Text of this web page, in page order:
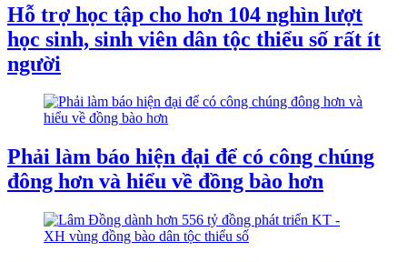
Hỗ trợ học tập cho hơn 104 nghìn lượt
học sinh, sinh viên dân tộc thiểu số rất ít
người
Phải làm báo hiện đại để có công chúng
đông hơn và hiểu về đồng bào hơn